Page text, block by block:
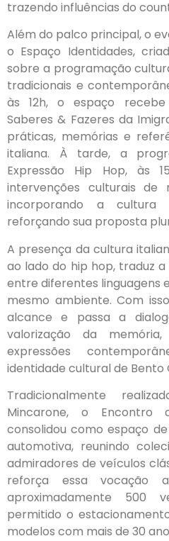
trazendo influências do
Além do palco principal, o
o Espaço Identidades,
sobre a programação
tradicionais e
às 12h, o espaço
Saberes & Fazeres da
práticas, memórias e
italiana. À tarde, a
Expressão Hip Hop, às
intervenções culturais de
incorporando a
reforçando sua proposta
A presença da cultura
ao lado do hip hop, traduz
entre diferentes linguagens
mesmo ambiente. Com
alcance e passa a
valorização da
expressões
identidade cultural de Bento
Tradicionalmente
Mincarone, o Encontro
consolidou como espaço
automotiva, reunindo
admiradores de veículos
reforça essa vocação
aproximadamente 500
permitido o
modelos com mais de 30